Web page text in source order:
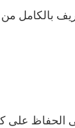
بالكامل
الحفاظ